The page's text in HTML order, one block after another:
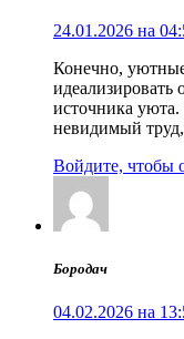
24.01.2026 на
Конечно,
идеализировать
источника уюта.
невидимый
Войдите, чтобы
Бородач
04.02.2026 на